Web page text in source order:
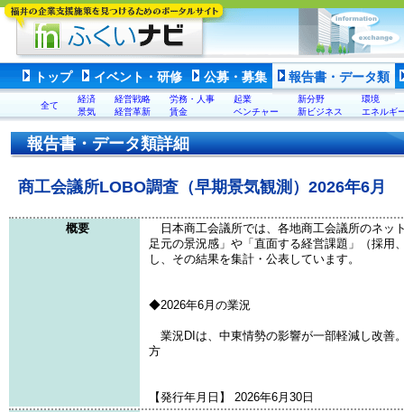
トップ イベント・研修 公募・募集 報告書・データ類
全て
経済
景気
経営戦略
経営革新
労務・人事
賃金
起業
ベンチャー
新分野
新ビジネス
環境
エネルギ
報告書・データ類詳細
商工会議所LOBO調査（早期景気観測）2026年6月
概要
日本商工会議所では、各地商工会議所のネッ
足元の景況感」や「直面する経営課題」（採用
し、その結果を集計・公表しています。
◆2026年6月の業況
業況DIは、中東情勢の影響が一部軽減し改善
方
【発行年月日】 2026年6月30日